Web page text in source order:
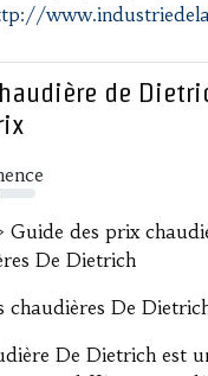
de
Guide des prix
De Dietrich
chaudières De
De Dietrich est